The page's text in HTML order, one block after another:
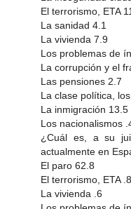
El terrorismo, ETA
La sanidad 4.1
La vivienda 7.9
Los problemas de
La corrupción y el
Las pensiones 2.7
La clase política,
La inmigración 13.5
Los nacionalismos
¿Cuál es, a su
actualmente en
El paro 62.8
El terrorismo, ETA .8
La vivienda .6